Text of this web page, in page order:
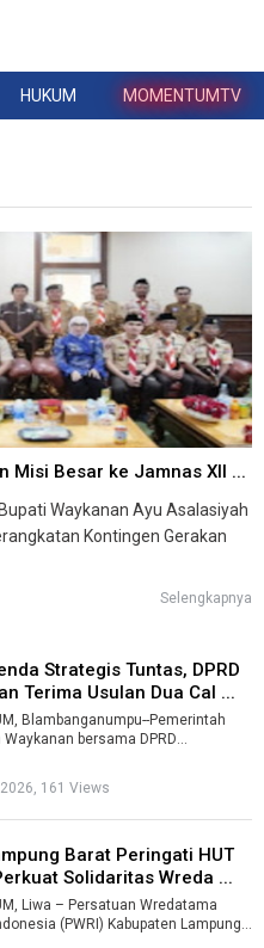
HUKUM MOMENTUMTV
Misi Besar ke Jamnas XII ...
Waykanan Ayu Asalasiyah
Kontingen Gerakan
Selengkapnya
Strategis Tuntas, DPRD
Terima Usulan Dua Cal ...
Blambanganumpu--Pemerintah
Waykanan bersama DPRD
161 Views
Barat Peringati HUT
Solidaritas Wreda ...
Liwa – Persatuan Wredatama
(PWRI) Kabupaten Lampung